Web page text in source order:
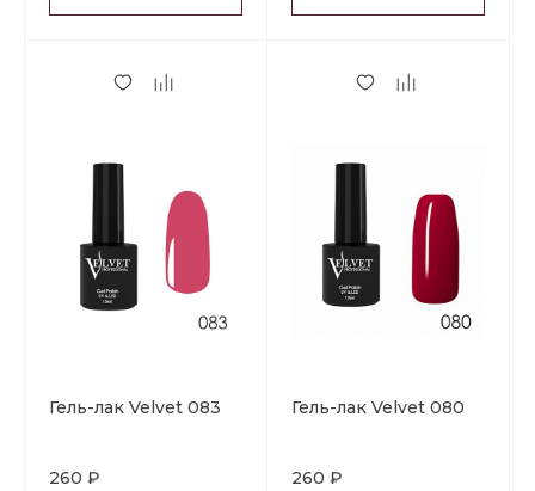
Гель-лак Velvet 083
260 ₽
Гель-лак Velvet 080
260 ₽